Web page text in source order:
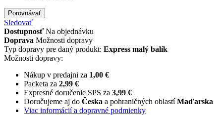
Porovnávať
Sledovať
Dostupnosť Na objednávku
Doprava Možnosti dopravy
Typ dopravy pre daný produkt: Express malý balík
Možnosti dopravy:
Nákup v predajni za 1,00 €
Packeta za 2,99 €
Expresné doručenie SPS za 3,99 €
Doručujeme aj do Česka a pohraničných oblastíMaďarska
Viac informácií a dopravné podmienky